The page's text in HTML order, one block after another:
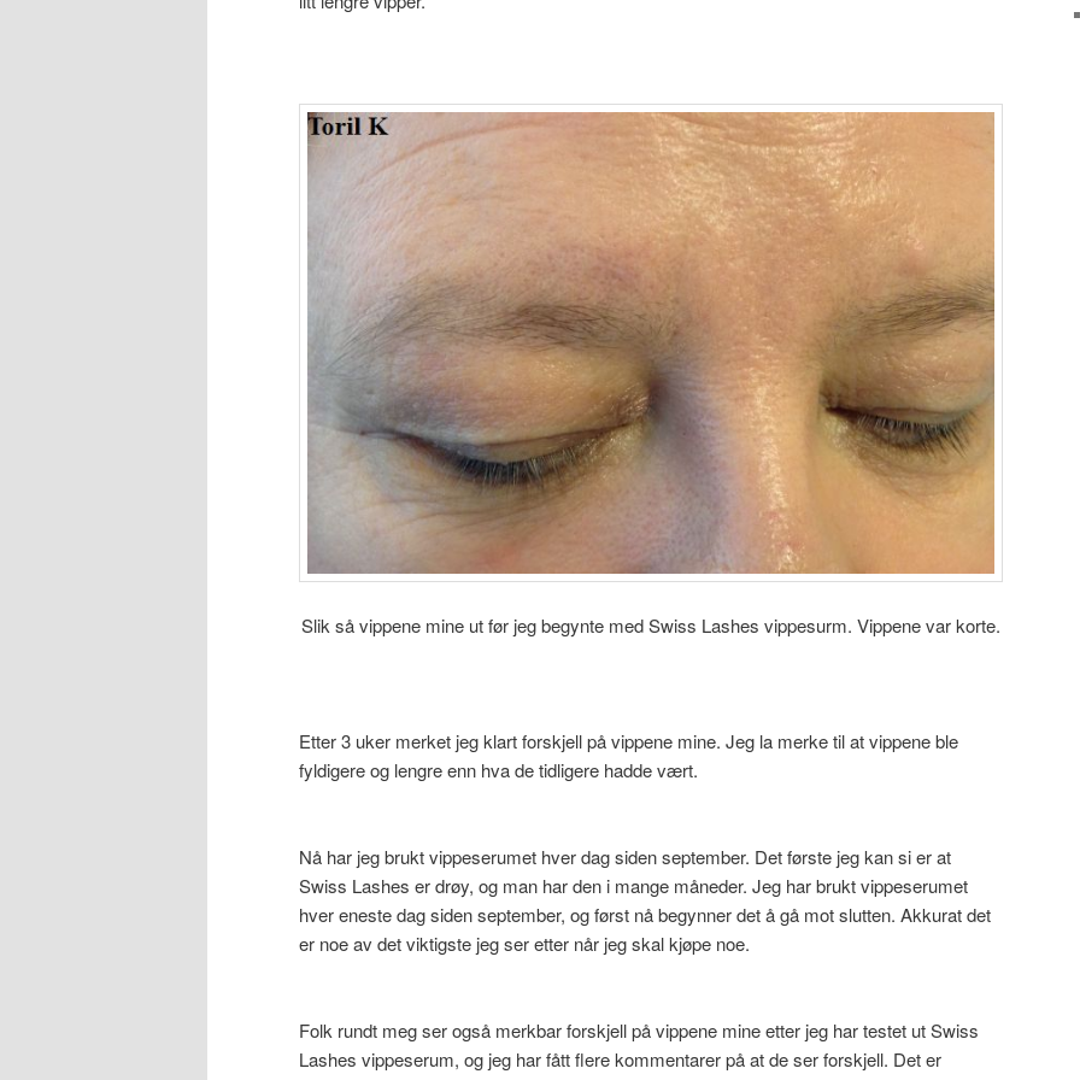
Slik så vippene mine ut før jeg begynte med Swiss Lashes vippesurm. Vippene var korte.
Etter 3 uker merket jeg klart forskjell på vippene mine. Jeg la merke til at vippene ble
fyldigere og lengre enn hva de tidligere hadde vært.
Nå har jeg brukt vippeserumet hver dag siden september. Det første jeg kan si er at
Swiss Lashes er drøy, og man har den i mange måneder. Jeg har brukt vippeserumet
hver eneste dag siden september, og først nå begynner det å gå mot slutten. Akkurat det
er noe av det viktigste jeg ser etter når jeg skal kjøpe noe.
Folk rundt meg ser også merkbar forskjell på vippene mine etter jeg har testet ut Swiss
Lashes vippeserum, og jeg har fått flere kommentarer på at de ser forskjell. Det er